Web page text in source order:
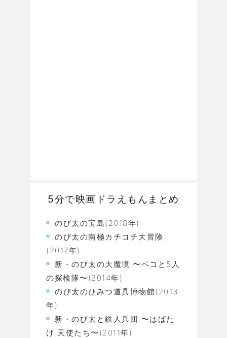
5分で映画ドラえもんまとめ
のび太の宝島(2018年)
のび太の南極カチコチ大冒険
(2017年)
新・のび太の大魔境 〜ペコと5人
の探検隊〜(2014年)
のび太のひみつ道具博物館(2013
年)
新・のび太と鉄人兵団 〜はばた
け 天使たち〜(2011年)